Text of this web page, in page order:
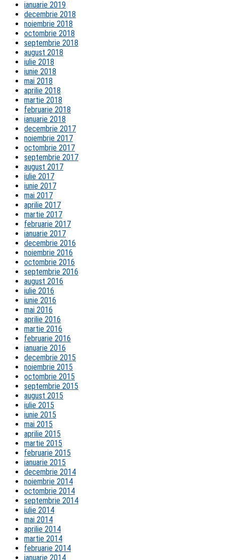
ianuarie 2019
decembrie 2018
noiembrie 2018
octombrie 2018
septembrie 2018
august 2018
iulie 2018
iunie 2018
mai 2018
aprilie 2018
martie 2018
februarie 2018
ianuarie 2018
decembrie 2017
noiembrie 2017
octombrie 2017
septembrie 2017
august 2017
iulie 2017
iunie 2017
mai 2017
aprilie 2017
martie 2017
februarie 2017
ianuarie 2017
decembrie 2016
noiembrie 2016
octombrie 2016
septembrie 2016
august 2016
iulie 2016
iunie 2016
mai 2016
aprilie 2016
martie 2016
februarie 2016
ianuarie 2016
decembrie 2015
noiembrie 2015
octombrie 2015
septembrie 2015
august 2015
iulie 2015
iunie 2015
mai 2015
aprilie 2015
martie 2015
februarie 2015
ianuarie 2015
decembrie 2014
noiembrie 2014
octombrie 2014
septembrie 2014
iulie 2014
mai 2014
aprilie 2014
martie 2014
februarie 2014
ianuarie 2014